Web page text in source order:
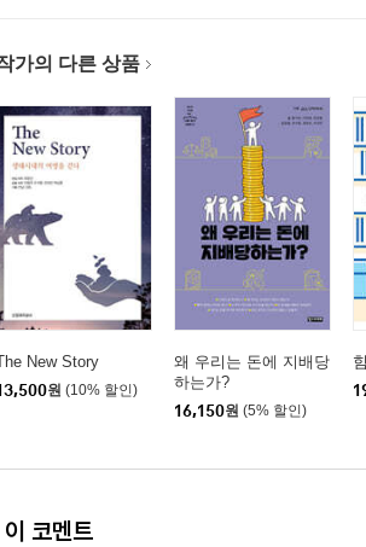
유쾌한 반란
진화와 퇴행
드 시장 : 유기농 시장의 가능성
유통 시스템, 진화를 시작하다
반란, 식탁에서 시작하다
말_생협, 건강한 밥상을 위한 마지막 보루
1: 우리나라에는 얼마나 많은 아토피 아이들
2: 아토피 아동의 어머니를 위하여
3: 아토피 아동의 어머니들이 도움 받을 수 있
가의 다른 상품
New Story
원 (10% 할인)
왜 우리는 돈에 지배당
하는가?
16,150원 (5% 할인)
코멘트